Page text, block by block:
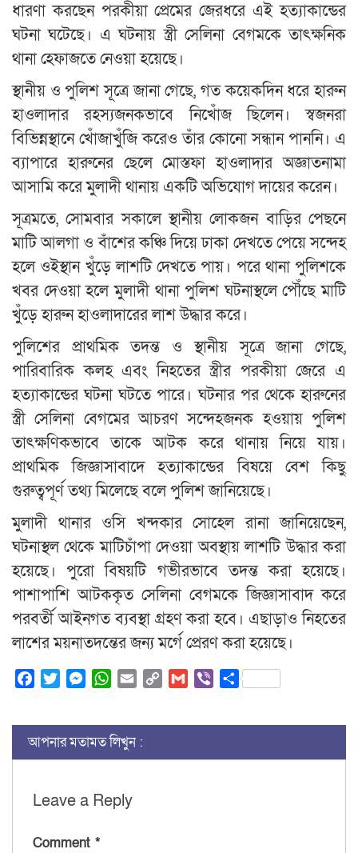
ধারণা করছেন পরকীয়া প্রেমের জেরধরে এই হত্যাকান্ডের
ঘটনা ঘটেছে। এ ঘটনায় স্ত্রী সেলিনা বেগমকে তাৎক্ষনিক
থানা হেফাজতে নেওয়া হয়েছে।
স্থানীয় ও পুলিশ সূত্রে জানা গেছে, গত কয়েকদিন ধরে হারুন
হাওলাদার রহস্যজনকভাবে নিখোঁজ ছিলেন। স্বজনরা
বিভিন্নস্থানে খোঁজাখুঁজি করেও তাঁর কোনো সন্ধান পাননি। এ
ব্যাপারে হারুনের ছেলে মোস্তফা হাওলাদার অজ্ঞাতনামা
আসামি করে মুলাদী থানায় একটি অভিযোগ দায়ের করেন।
সূত্রমতে, সোমবার সকালে স্থানীয় লোকজন বাড়ির পেছনে
মাটি আলগা ও বাঁশের কঞ্চি দিয়ে ঢাকা দেখতে পেয়ে সন্দেহ
হলে ওইস্থান খুঁড়ে লাশটি দেখতে পায়। পরে থানা পুলিশকে
খবর দেওয়া হলে মুলাদী থানা পুলিশ ঘটনাস্থলে পৌঁছে মাটি
খুঁড়ে হারুন হাওলাদারের লাশ উদ্ধার করে।
পুলিশের প্রাথমিক তদন্ত ও স্থানীয় সূত্রে জানা গেছে,
পারিবারিক কলহ এবং নিহতের স্ত্রীর পরকীয়া জেরে এ
হত্যাকান্ডের ঘটনা ঘটতে পারে। ঘটনার পর থেকে হারুনের
স্ত্রী সেলিনা বেগমের আচরণ সন্দেহজনক হওয়ায় পুলিশ
তাৎক্ষণিকভাবে তাকে আটক করে থানায় নিয়ে যায়।
প্রাথমিক জিজ্ঞাসাবাদে হত্যাকান্ডের বিষয়ে বেশ কিছু
গুরুত্বপূর্ণ তথ্য মিলেছে বলে পুলিশ জানিয়েছে।
মুলাদী থানার ওসি খন্দকার সোহেল রানা জানিয়েছেন,
ঘটনাস্থল থেকে মাটিচাঁপা দেওয়া অবস্থায় লাশটি উদ্ধার করা
হয়েছে। পুরো বিষয়টি গভীরভাবে তদন্ত করা হয়েছে।
পাশাপাশি আটককৃত সেলিনা বেগমকে জিজ্ঞাসাবাদ করে
পরবর্তী আইনগত ব্যবস্থা গ্রহণ করা হবে। এছাড়াও নিহতের
লাশের ময়নাতদন্তের জন্য মর্গে প্রেরণ করা হয়েছে।
FacebookTwitterMessenger
WhatsApp
Email Copy
Gmail ViberShare
আপনার মতামত লিখুন :
Leave a Reply
Comment *